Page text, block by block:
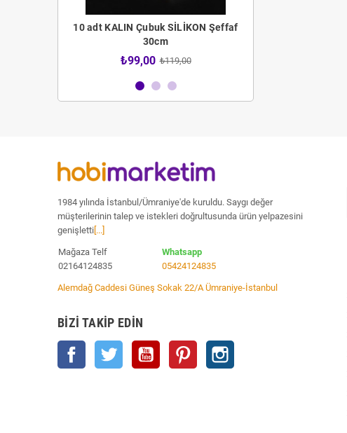
10 adt KALIN Çubuk SİLİKON Şeffaf
30cm
₺99,00 ₺119,00
1984 yılında İstanbul/Ümraniye'de kuruldu. Saygı değer
müşterilerinin talep ve istekleri doğrultusunda ürün yelpazesini
genişletti[...]
Mağaza Telf
02164124835
Whatsapp
05424124835
Alemdağ Caddesi Güneş Sokak 22/A Ümraniye-İstanbul
BIZI TAKIP EDIN
Facebook Twitter YouTube Pinterest